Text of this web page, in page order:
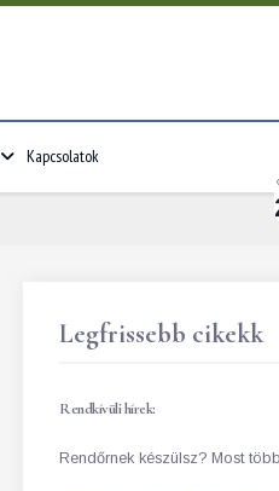
Kapcsolatok
Legfrissebb cikekk
Rendkívüli hírek:
Rendőrnek készülsz? Most